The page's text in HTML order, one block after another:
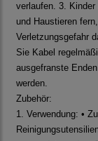
verlaufen. 3.
und Haustieren
Verletzungsgefahr
Sie Kabel
ausgefranste
werden.
Zubehör:
1. Verwendung: •